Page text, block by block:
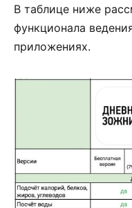
В таблице ниже
функционала
приложениях.